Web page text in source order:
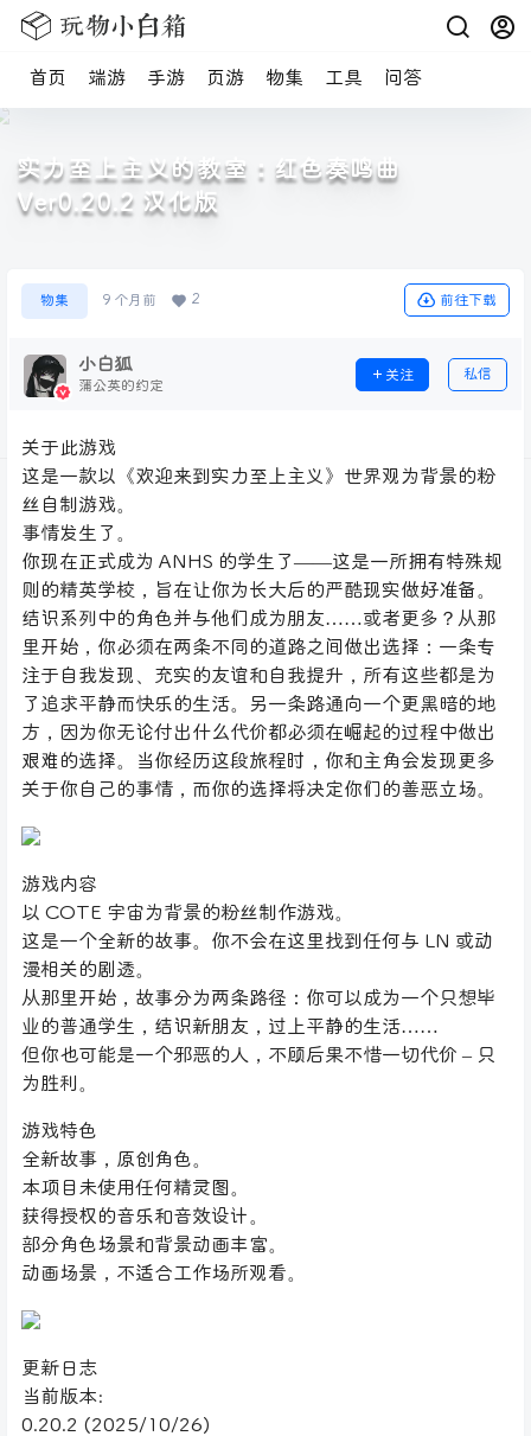
首页 端游 手游 页游 物集 工具 问答
实力至上主义的教室：红色奏鸣曲
Ver0.20.2 汉化版
物集 9 个月前 2 前往下载
小白狐
蒲公英的约定
关注 私信
关于此游戏
这是一款以《欢迎来到实力至上主义》世界观为背景的粉
丝自制游戏。
事情发生了。
你现在正式成为 ANHS 的学生了——这是一所拥有特殊规
则的精英学校，旨在让你为长大后的严酷现实做好准备。
结识系列中的角色并与他们成为朋友……或者更多？从那
里开始，你必须在两条不同的道路之间做出选择：一条专
注于自我发现、充实的友谊和自我提升，所有这些都是为
了追求平静而快乐的生活。另一条路通向一个更黑暗的地
方，因为你无论付出什么代价都必须在崛起的过程中做出
艰难的选择。当你经历这段旅程时，你和主角会发现更多
关于你自己的事情，而你的选择将决定你们的善恶立场。
游戏内容
以 COTE 宇宙为背景的粉丝制作游戏。
这是一个全新的故事。你不会在这里找到任何与 LN 或动
漫相关的剧透。
从那里开始，故事分为两条路径：你可以成为一个只想毕
业的普通学生，结识新朋友，过上平静的生活……
但你也可能是一个邪恶的人，不顾后果不惜一切代价 – 只
为胜利。
游戏特色
全新故事，原创角色。
本项目未使用任何精灵图。
获得授权的音乐和音效设计。
部分角色场景和背景动画丰富。
动画场景，不适合工作场所观看。
更新日志
当前版本:
0.20.2 (2025/10/26)